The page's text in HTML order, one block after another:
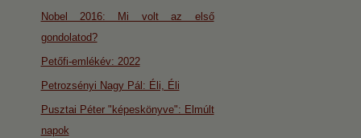
Nobel 2016: Mi volt az első
gondolatod?
Petőfi-emlékév: 2022
Petrozsényi Nagy Pál: Éli, Éli
Pusztai Péter "képeskönyve": Elmúlt
napok